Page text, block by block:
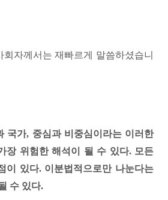
자께서는 재빠르게 말씀하셨습니
국가, 중심과 비중심이라는 이러한
장 위험한 해석이 될 수 있다. 모든
이 있다. 이분법적으로만 나눈다는
수 있다.